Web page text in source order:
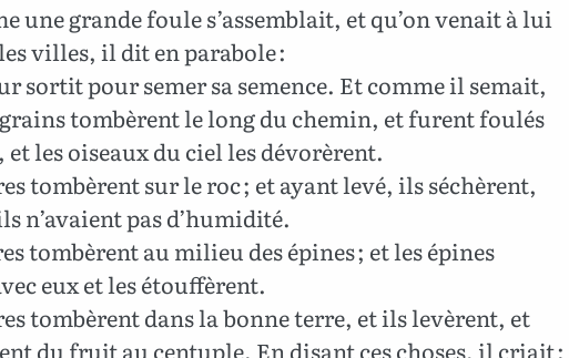
une grande foule s’assemblait, et qu’on venait à lui
villes, il dit en parabole :
sortit pour semer sa semence. Et comme il semait,
tombèrent le long du chemin, et furent foulés
et les oiseaux du ciel les dévorèrent.
tombèrent sur le roc ; et ayant levé, ils séchèrent,
n’avaient pas d’humidité.
tombèrent au milieu des épines ; et les épines
eux et les étouffèrent.
tombèrent dans la bonne terre, et ils levèrent, et
du fruit au centuple. En disant ces choses, il criait :